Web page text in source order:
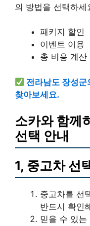
의 방법을 선택하세
패키지 할인
이벤트 이용
총 비용 계산
전라남도 장성군
찾아보세요.
소카와 함께
선택 안내
1, 중고차 선
중고차를 선
반드시 확인
믿을 수 있는